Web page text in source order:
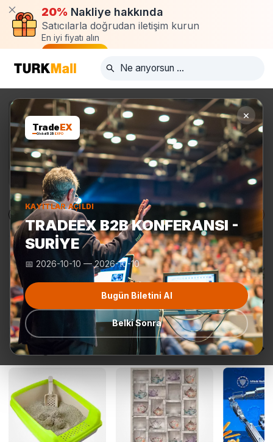
20% Nakliye hakkında
Satıcılarla doğrudan iletişim kurun
En iyi fiyatı alın
Talep oluştur
×
TradeEX
Global B2B EXPO
KAYITLAR AÇILDI
TRADEEX B2B KONFERANSI -
SURIYE
📅 2026-10-10 —2026-10-10
Bugün Biletini Al
Belki Sonra
Ürünler Üreticiler Turkmall Fuarları
Kategoriler
Teklif Talebi En popüler
Hazır
Yeni gelenler